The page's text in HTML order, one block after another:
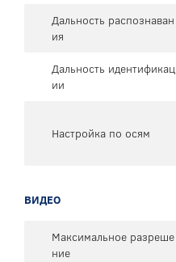
Дальность распознаван
ия
Дальность идентификац
ии
Настройка по осям
ВИДЕО
Максимальное разреше
ние